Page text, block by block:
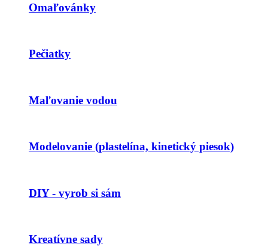
Omaľovánky
Pečiatky
Maľovanie vodou
Modelovanie (plastelína, kinetický piesok)
DIY - vyrob si sám
Kreatívne sady